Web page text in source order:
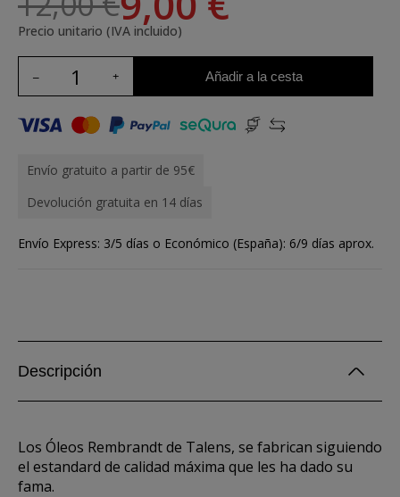
Precio unitario (IVA incluido)
Añadir a la cesta
Envío gratuito a partir de 95€
Devolución gratuita en 14 días
Envío Express: 3/5 días o Económico (España): 6/9 días aprox.
Descripción
Los Óleos Rembrandt de Talens, se fabrican siguiendo
el estandard de calidad máxima que les ha dado su
fama.